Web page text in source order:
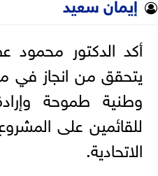
أكد الدكتور محمود
يتحقق من انجاز في
وطنية طموحة
للقائمين على
الاتحادية.